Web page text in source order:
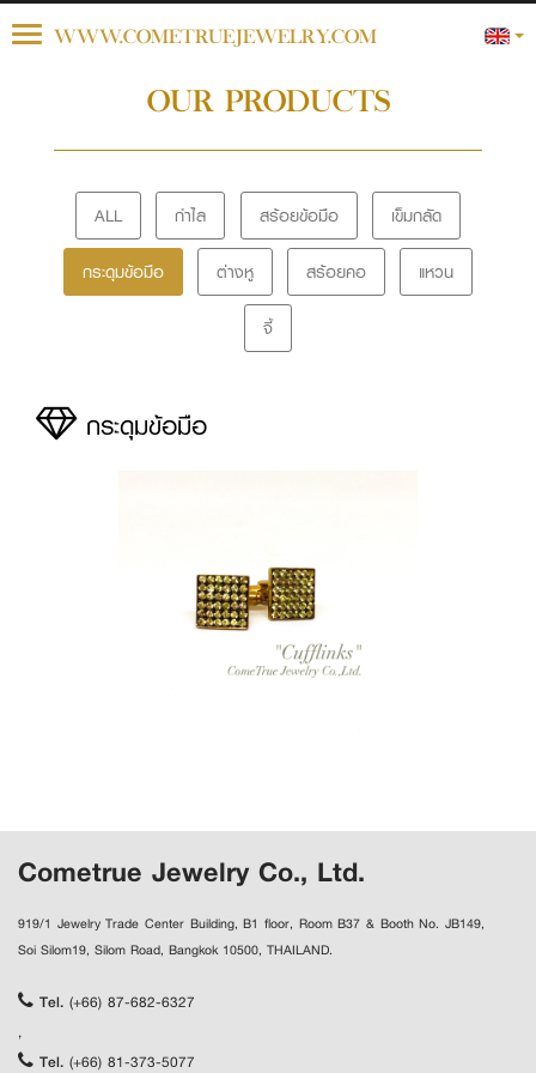
ToggleWWW.COMETRUEJEWELRY.COM
OUR PRODUCTS
ALL กำไล สร้อยข้อมือ เข็มกลัด
กระดุมข้อมือ ต่างหู สร้อยคอ แหวน
จี้
กระดุมข้อมือ
Cometrue Jewelry Co., Ltd.
919/1 Jewelry Trade Center Building, B1 floor, Room B37 & Booth No. JB149,
Soi Silom19, Silom Road, Bangkok 10500, THAILAND.
Tel. (+66) 87-682-6327
,
Tel. (+66) 81-373-5077